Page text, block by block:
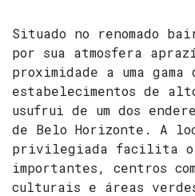
Situado no renomado
por sua atmosfera
proximidade a uma
estabelecimentos de
usufrui de um dos
de Belo Horizonte. A
privilegiada facilita o
importantes, centros
culturais e áreas